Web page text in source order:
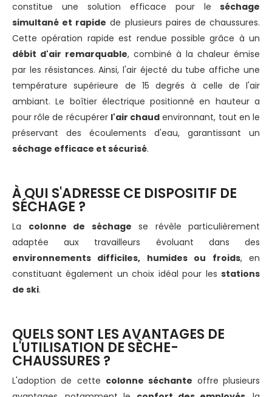
constitue une solution efficace pour le séchage
simultané et rapide de plusieurs paires de chaussures.
Cette opération rapide est rendue possible grâce à un
débit d'air remarquable, combiné à la chaleur émise
par les résistances. Ainsi, l'air éjecté du tube affiche une
température supérieure de 15 degrés à celle de l'air
ambiant. Le boîtier électrique positionné en hauteur a
pour rôle de récupérer l'air chaud environnant, tout en le
préservant des écoulements d'eau, garantissant un
séchage efficace et sécurisé.
À QUI S'ADRESSE CE DISPOSITIF DE
SÉCHAGE ?
La colonne de séchage se révèle particulièrement
adaptée aux travailleurs évoluant dans des
environnements difficiles, humides ou froids, en
constituant également un choix idéal pour les stations
de ski.
QUELS SONT LES AVANTAGES DE
L'UTILISATION DE SÈCHE-
CHAUSSURES ?
L'adoption de cette colonne séchante offre plusieurs